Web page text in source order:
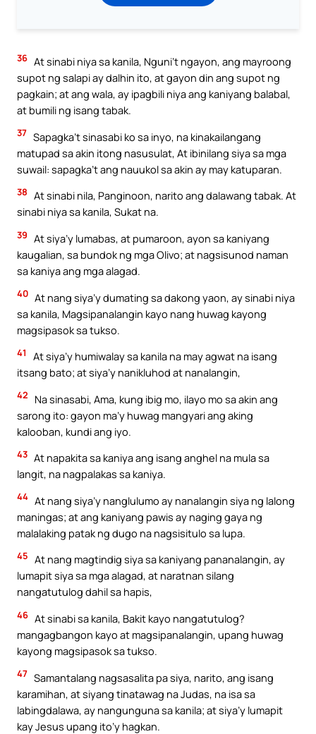
36 At sinabi niya sa kanila, Nguni’t ngayon, ang mayroong
supot ng salapi ay dalhin ito, at gayon din ang supot ng
pagkain; at ang wala, ay ipagbili niya ang kaniyang balabal,
at bumili ng isang tabak.
37 Sapagka’t sinasabi ko sa inyo, na kinakailangang
matupad sa akin itong nasusulat, At ibinilang siya sa mga
suwail: sapagka’t ang nauukol sa akin ay may katuparan.
38 At sinabi nila, Panginoon, narito ang dalawang tabak. At
sinabi niya sa kanila, Sukat na.
39 At siya’y lumabas, at pumaroon, ayon sa kaniyang
kaugalian, sa bundok ng mga Olivo; at nagsisunod naman
sa kaniya ang mga alagad.
40 At nang siya’y dumating sa dakong yaon, ay sinabi niya
sa kanila, Magsipanalangin kayo nang huwag kayong
magsipasok sa tukso.
41
At siya’y humiwalay sa kanila na may agwat na isang
itsang bato; at siya’y nanikluhod at nanalangin,
42
Na sinasabi, Ama, kung ibig mo, ilayo mo sa akin ang
sarong ito: gayon ma’y huwag mangyari ang aking
kalooban, kundi ang iyo.
43 At napakita sa kaniya ang isang anghel na mula sa
langit, na nagpalakas sa kaniya.
44 At nang siya’y nanglulumo ay nanalangin siya ng lalong
maningas; at ang kaniyang pawis ay naging gaya ng
malalaking patak ng dugo na nagsisitulo sa lupa.
45 At nang magtindig siya sa kaniyang pananalangin, ay
lumapit siya sa mga alagad, at naratnan silang
nangatutulog dahil sa hapis,
46 At sinabi sa kanila, Bakit kayo nangatutulog?
mangagbangon kayo at magsipanalangin, upang huwag
kayong magsipasok sa tukso.
47 Samantalang nagsasalita pa siya, narito, ang isang
karamihan, at siyang tinatawag na Judas, na isa sa
labingdalawa, ay nangunguna sa kanila; at siya’y lumapit
kay Jesus upang ito’y hagkan.